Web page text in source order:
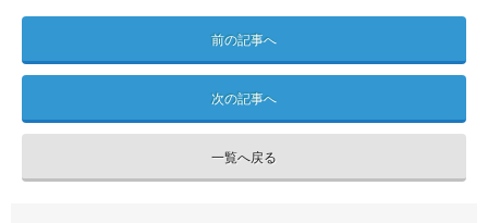
前の記事へ
次の記事へ
一覧へ戻る